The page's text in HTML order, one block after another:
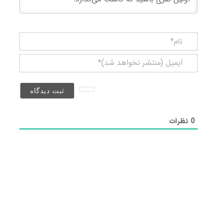
(منتشر
0نظرات